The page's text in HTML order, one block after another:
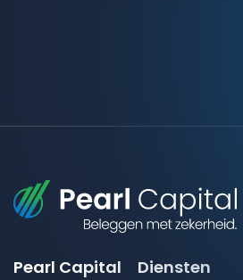
Pearl Capital
Diensten